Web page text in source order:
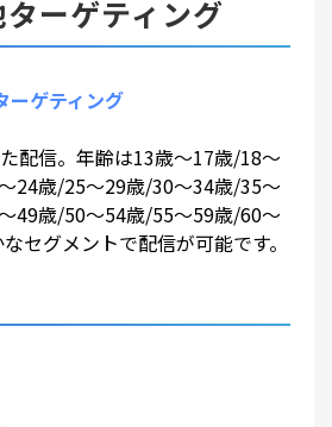
ーゲティング
ーゲティング
配信。年齢は13歳～17歳/18～
24歳/25～29歳/30～34歳/35～
49歳/50～54歳/55～59歳/60～
セグメントで配信が可能です。